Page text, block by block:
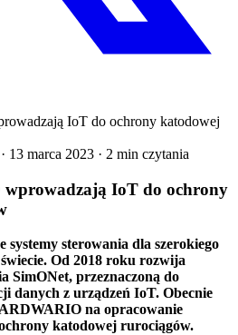
· 13 marca 2023 · 2 min czytania
IoT do ochrony
systemy sterowania dla szerokiego
Od 2018 roku rozwija
SimONet, przeznaczoną do
danych z urządzeń IoT. Obecnie
na opracowanie
katodowej rurociągów.